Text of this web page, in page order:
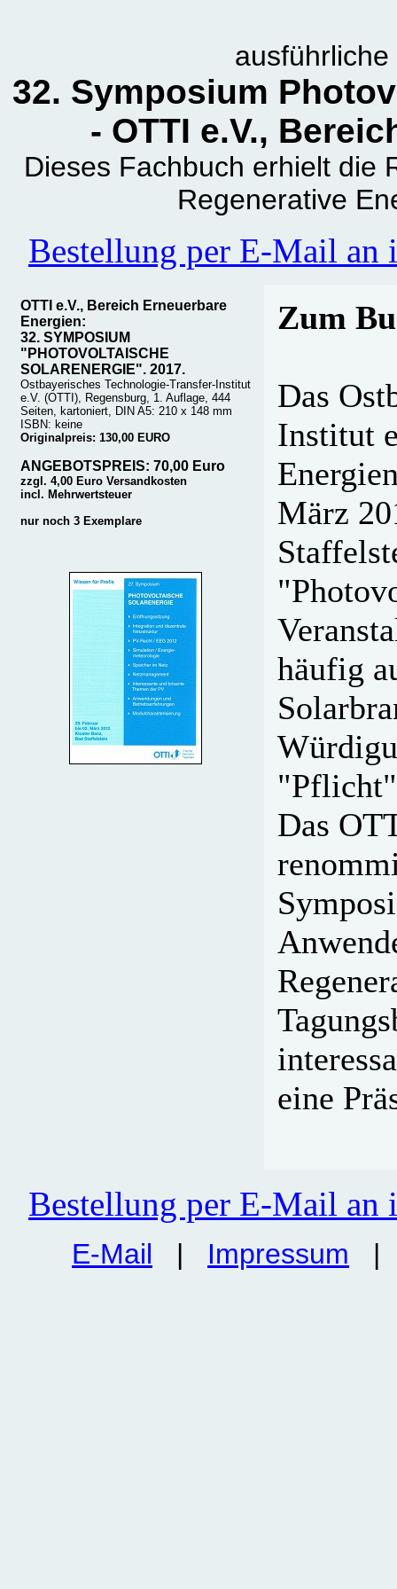
32. Symposium
- OTTI e.V.,
Dieses Fachbuch erhielt die
Regenerative
Bestellung per E-Mail an
OTTI e.V., Bereich Erneuerbare
Energien:
32. SYMPOSIUM
"PHOTOVOLTAISCHE
SOLARENERGIE". 2017.
Ostbayerisches Technologie-Transfer-Institut
e.V. (OTTI), Regensburg, 1. Auflage, 444
Seiten, kartoniert, DIN A5: 210 x 148 mm
ISBN: keine
Originalpreis: 130,00 EURO
ANGEBOTSPREIS: 70,00 Euro
zzgl. 4,00 Euro Versandkosten
incl. Mehrwertsteuer
nur noch 3 Exemplare
Zum
Das
Institut
März
häufig
Das
eine
Bestellung per E-Mail an
E-Mail | Impressum